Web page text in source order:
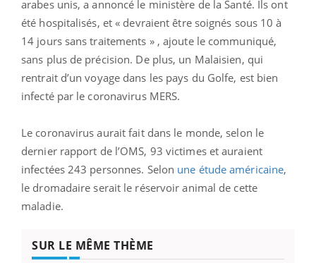
arabes unis, a annoncé le ministère de la Santé. Ils ont
été hospitalisés, et « devraient être soignés sous 10 à
14 jours sans traitements » , ajoute le communiqué,
sans plus de précision. De plus, un Malaisien, qui
rentrait d’un voyage dans les pays du Golfe, est bien
infecté par le coronavirus MERS.
Le coronavirus aurait fait dans le monde, selon le
dernier rapport de l’OMS, 93 victimes et auraient
infectées 243 personnes. Selon une étude américaine,
le dromadaire serait le réservoir animal de cette
maladie.
SUR LE MÊME THÈME